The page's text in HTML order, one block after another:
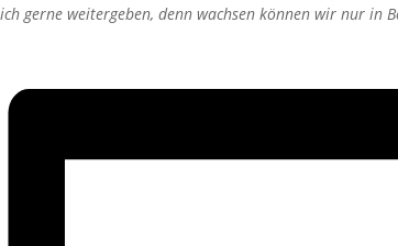
ich gerne weitergeben, denn wachsen können wir nur in